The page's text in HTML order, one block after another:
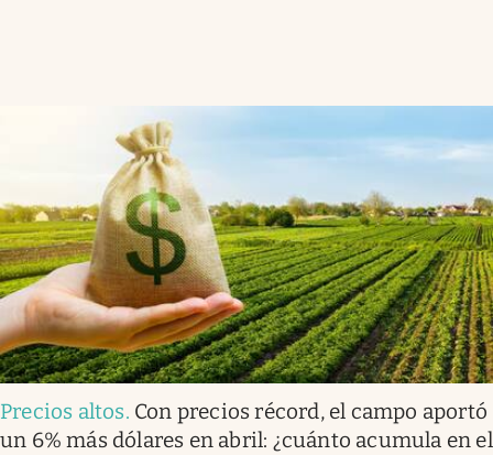
Precios altos. Con precios récord, el campo aportó
un 6% más dólares en abril: ¿cuánto acumula en el